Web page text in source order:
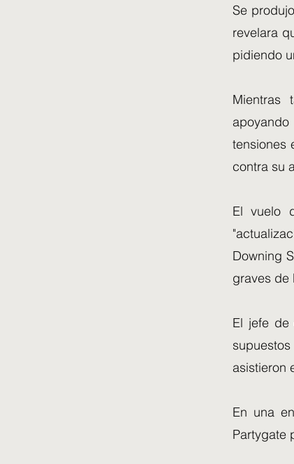
Se
revelara
pidiendo
Mientras
tensiones
contra su
El vuelo
Downing
graves de
El jefe de
asistieron
En una
Partygate